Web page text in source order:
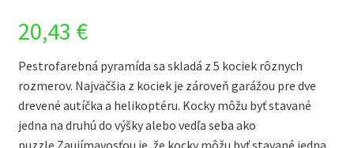
20,43 €
Pestrofarebná pyramída sa skladá z 5 kociek rôznych
rozmerov. Najväčšia z kociek je zároveň garážou pre dve
drevené autíčka a helikoptéru. Kocky môžu byť stavané
jedna na druhú do výšky alebo vedľa seba ako
puzzle.Zaujímavosťou je, že kocky môžu byť stavané jedna